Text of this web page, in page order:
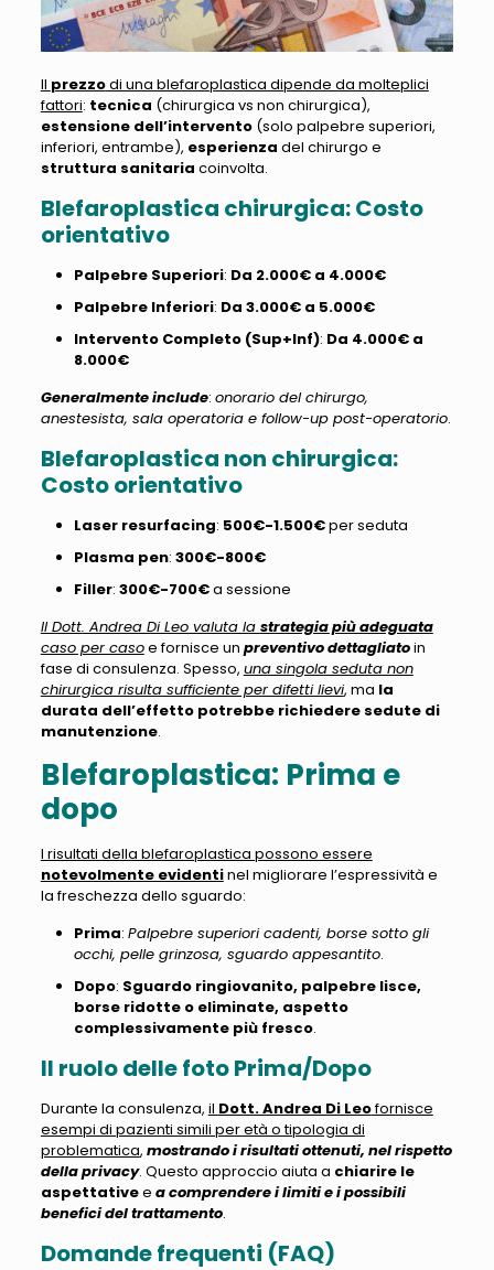
Il prezzodi una blefaroplastica dipende da molteplici
fattori: tecnica (chirurgica vs non chirurgica),
estensione dell’intervento(solo palpebre superiori,
inferiori, entrambe), esperienza del chirurgo e
struttura sanitaria coinvolta.
Blefaroplastica chirurgica: Costo
orientativo
Palpebre Superiori: Da 2.000€ a 4.000€
Palpebre Inferiori: Da 3.000€ a 5.000€
Intervento Completo (Sup+Inf): Da 4.000€ a
8.000€
Generalmente include: onorario del chirurgo,
anestesista, sala operatoria e follow-up post-operatorio.
Blefaroplastica non chirurgica:
Costo orientativo
Laser resurfacing: 500€-1.500€per seduta
Plasma pen: 300€-800€
Filler: 300€-700€a sessione
Il Dott. Andrea Di Leo valuta la strategia più adeguata
caso per casoe fornisce un preventivo dettagliatoin
fase di consulenza. Spesso, una singola seduta non
chirurgica risulta sufficiente per difetti lievi, ma la
durata dell’effetto potrebbe richiedere sedute di
manutenzione.
Blefaroplastica: Prima e
dopo
I risultati della blefaroplastica possono essere
notevolmente evidentinel migliorare l’espressività e
la freschezza dello sguardo:
Prima: Palpebre superiori cadenti, borse sotto gli
occhi, pelle grinzosa, sguardo appesantito.
Dopo: Sguardo ringiovanito, palpebre lisce,
borse ridotte o eliminate, aspetto
complessivamente più fresco.
Il ruolo delle foto Prima/Dopo
Durante la consulenza, il Dott. Andrea Di Leofornisce
esempi di pazienti simili per età o tipologia di
problematica, mostrando i risultati ottenuti, nel rispetto
della privacy. Questo approccio aiuta a chiarire le
aspettativee a comprendere i limiti e i possibili
benefici del trattamento.
Domande frequenti (FAQ)